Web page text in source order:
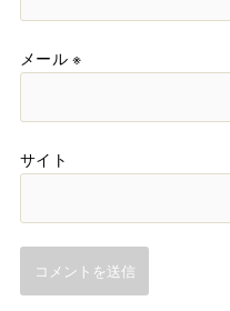
メール※
サイト